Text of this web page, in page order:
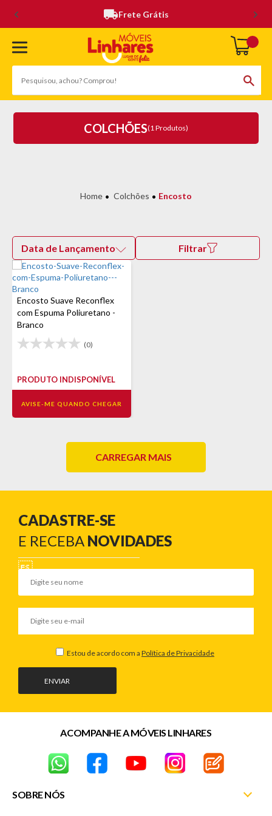
Frete Grátis
COLCHÕES(1 Produtos)
Colchões Encosto
Data de Lançamento Filtrar
Encosto Suave Reconflex
com Espuma Poliuretano -
Branco
(0)
PRODUTO INDISPONÍVEL
AVISE-ME QUANDO CHEGAR
CARREGAR MAIS
CADASTRE-SE
E RECEBA NOVIDADES
ENVIAR
Estou de acordo com a Política de Privacidade
SOBRE NÓS
ACOMPANHE A MÓVEIS LINHARES